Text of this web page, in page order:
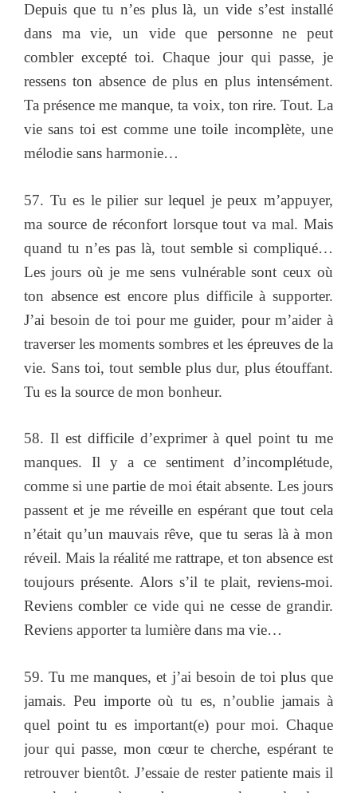
Depuis que tu n’es plus là, un vide s’est installé
dans ma vie, un vide que personne ne peut
combler excepté toi. Chaque jour qui passe, je
ressens ton absence de plus en plus intensément.
Ta présence me manque, ta voix, ton rire. Tout. La
vie sans toi est comme une toile incomplète, une
mélodie sans harmonie…
57. Tu es le pilier sur lequel je peux m’appuyer,
ma source de réconfort lorsque tout va mal. Mais
quand tu n’es pas là, tout semble si compliqué…
Les jours où je me sens vulnérable sont ceux où
ton absence est encore plus difficile à supporter.
J’ai besoin de toi pour me guider, pour m’aider à
traverser les moments sombres et les épreuves de la
vie. Sans toi, tout semble plus dur, plus étouffant.
Tu es la source de mon bonheur.
58. Il est difficile d’exprimer à quel point tu me
manques. Il y a ce sentiment d’incomplétude,
comme si une partie de moi était absente. Les jours
passent et je me réveille en espérant que tout cela
n’était qu’un mauvais rêve, que tu seras là à mon
réveil. Mais la réalité me rattrape, et ton absence est
toujours présente. Alors s’il te plait, reviens-moi.
Reviens combler ce vide qui ne cesse de grandir.
Reviens apporter ta lumière dans ma vie…
59. Tu me manques, et j’ai besoin de toi plus que
jamais. Peu importe où tu es, n’oublie jamais à
quel point tu es important(e) pour moi. Chaque
jour qui passe, mon cœur te cherche, espérant te
retrouver bientôt. J’essaie de rester patiente mais il